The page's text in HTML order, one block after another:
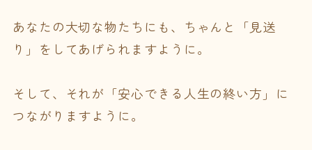
あなたの大切な物たちにも、ちゃんと「見送
り」をしてあげられますように。
そして、それが「安心できる人生の終い方」に
つながりますように。